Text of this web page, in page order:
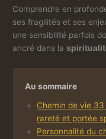
Comprendre en
ses fragilités et ses
une sensibilité parfois
ancré dans la
Au sommaire
Chemin de vie
rareté et portée
Personnalité du